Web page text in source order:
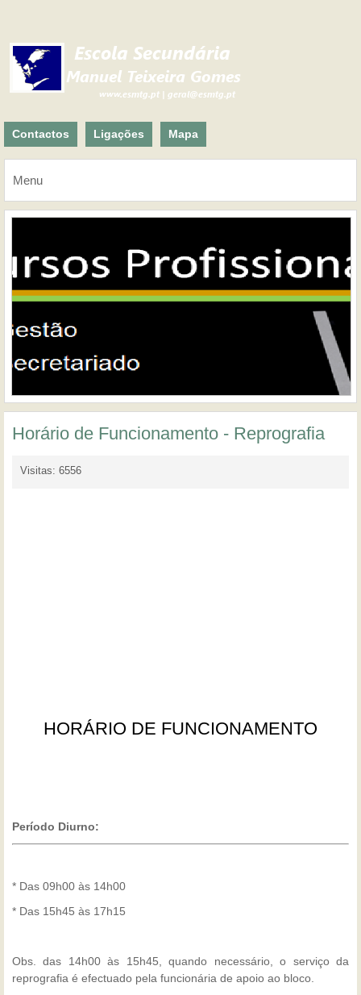
Contactos Ligações Mapa
Menu
Horário de Funcionamento - Reprografia
Visitas: 6556
HORÁRIO DE FUNCIONAMENTO
Período Diurno:
* Das 09h00 às 14h00
* Das 15h45 às 17h15
Obs. das 14h00 às 15h45, quando necessário, o serviço da
reprografia é efectuado pela funcionária de apoio ao bloco.